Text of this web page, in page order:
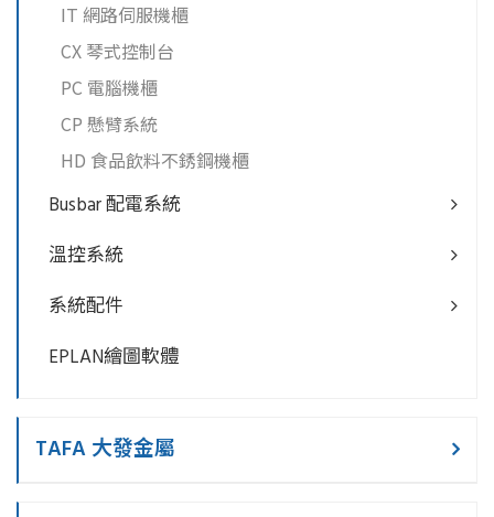
IT 網路伺服機櫃
CX 琴式控制台
PC 電腦機櫃
CP 懸臂系統
HD 食品飲料不銹鋼機櫃
Busbar 配電系統
溫控系統
系統配件
EPLAN繪圖軟體
TAFA 大發金屬